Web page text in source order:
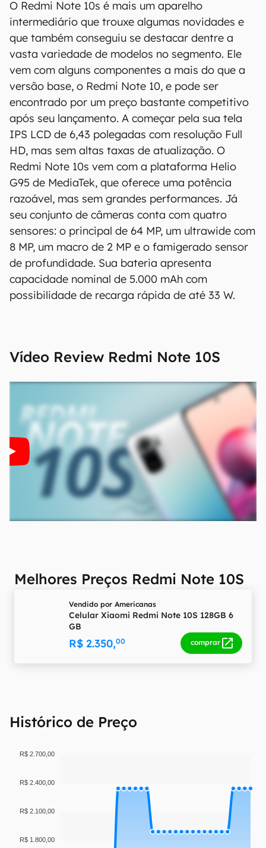
O Redmi Note 10s é mais um aparelho
intermediário que trouxe algumas novidades e
que também conseguiu se destacar dentre a
vasta variedade de modelos no segmento. Ele
vem com alguns componentes a mais do que a
versão base, o Redmi Note 10, e pode ser
encontrado por um preço bastante competitivo
após seu lançamento. A começar pela sua tela
IPS LCD de 6,43 polegadas com resolução Full
HD, mas sem altas taxas de atualização. O
Redmi Note 10s vem com a plataforma Helio
G95 de MediaTek, que oferece uma potência
razoável, mas sem grandes performances. Já
seu conjunto de câmeras conta com quatro
sensores: o principal de 64 MP, um ultrawide com
8 MP, um macro de 2 MP e o famigerado sensor
de profundidade. Sua bateria apresenta
capacidade nominal de 5.000 mAh com
possibilidade de recarga rápida de até 33 W.
Vídeo Review Redmi Note 10S
Melhores Preços Redmi Note 10S
Vendido por Americanas
Celular Xiaomi Redmi Note 10S 128GB 6
GB
R$ 2.350,00 comprar
Histórico de Preço
R$ 2.700,00
R$ 2.400,00
R$ 2.100,00
R$ 1.800,00